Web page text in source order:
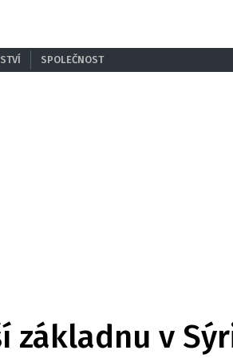
SPOLEČNOST
základnu v